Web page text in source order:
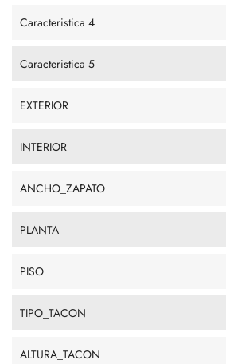
Caracteristica 4
Caracteristica 5
EXTERIOR
INTERIOR
ANCHO_ZAPATO
PLANTA
PISO
TIPO_TACON
ALTURA_TACON